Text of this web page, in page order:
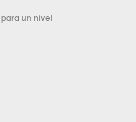
un nivel